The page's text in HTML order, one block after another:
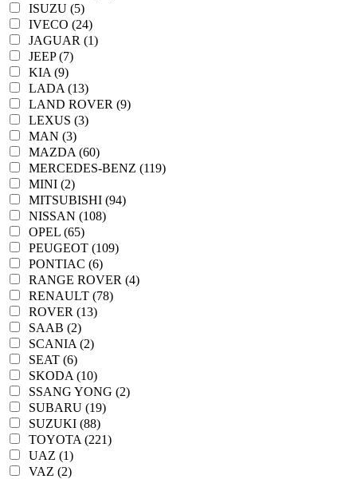
ISUZU (5)
IVECO (24)
JAGUAR (1)
JEEP (7)
KIA (9)
LADA (13)
LAND ROVER (9)
LEXUS (3)
MAN (3)
MAZDA (60)
MERCEDES-BENZ (119)
MINI (2)
MITSUBISHI (94)
NISSAN (108)
OPEL (65)
PEUGEOT (109)
PONTIAC (6)
RANGE ROVER (4)
RENAULT (78)
ROVER (13)
SAAB (2)
SCANIA (2)
SEAT (6)
SKODA (10)
SSANG YONG (2)
SUBARU (19)
SUZUKI (88)
TOYOTA (221)
UAZ (1)
VAZ (2)